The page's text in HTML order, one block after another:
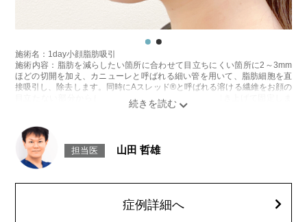
施術名：1day小顔脂肪吸引
施術内容：脂肪を減らしたい箇所に合わせて目立ちにくい箇所に2～3mm
ほどの切開を加え、カニューレと呼ばれる細い管を用いて、脂肪細胞を直
接吸引し、除去します。同時にAスレッド®と呼ばれる溶ける繊維をお顔の
目立たない部分から皮下へ挿入し、皮膚を内側から引き上げて固定しま
リスク、副作用：赤み、熱感、痛み、しびれ、むくみ、内出血、引き攣れ
感などが術後一時的に生じることがございます。また、稀に貧血、細菌感
染症、左右差、施術箇所の知覚鈍麻、ぼこつき、硬結、瘢痕化、色素沈
着、脂肪塞栓、皮膚のよれ、繊維の突出などを生じることがございます。
顔の脂肪吸引箇所の追加 1ヶ所ごと+162,800円(税込)
オプション：笑気麻酔 3,300円(税込)
担当医 山田 哲雄
症例詳細へ